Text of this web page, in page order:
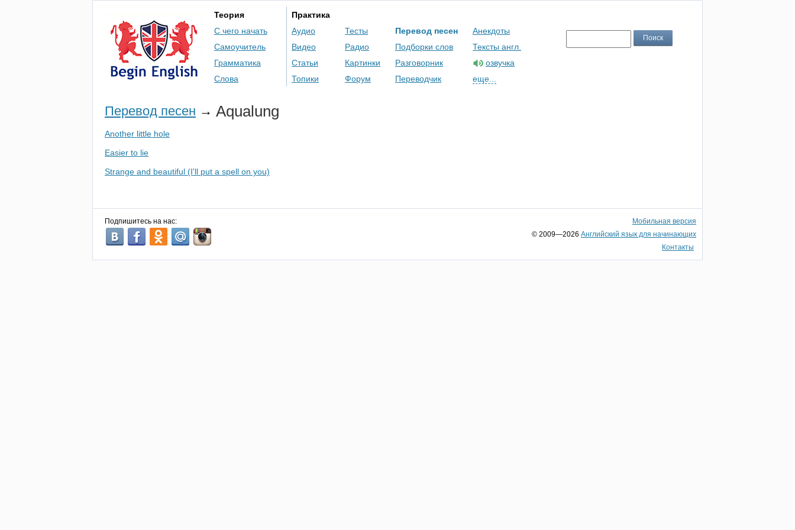
Теория
С чего начать
Самоучитель
Грамматика
Слова
Практика
Аудио
Видео
Статьи
Топики
Тесты
Радио
Картинки
Форум
Перевод песен
Подборки слов
Разговорник
Переводчик
Анекдоты
Тексты англ.
озвучка
еще...
Перевод песен → Aqualung
Another little hole
Easier to lie
Strange and beautiful (I'll put a spell on you)
Подпишитесь на нас:
Мобильная версия
© 2009—2026 Английский язык для начинающих
Контакты